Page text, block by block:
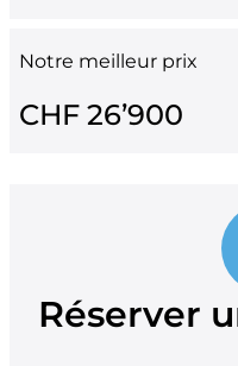
Notre meilleur prix
CHF 26’900
Réserver